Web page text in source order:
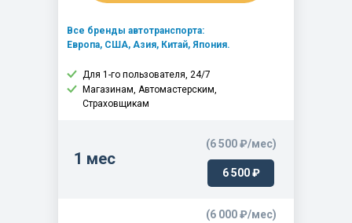
(6 500 ₽/мес)
6 500 ₽
(6 000 ₽/мес)
Все бренды автотранспорта:
Европа, США, Азия, Китай, Япония.
Магазинам, Автомастерским,
Страховщикам
Для 1-го пользователя, 24/7
1 мес